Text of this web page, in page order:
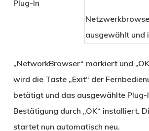
ausgewählt und
Plug-In
„NetworkBrowser“ markiert und
wird die Taste „Exit“ der
betätigt und das ausgewählte Plug-
Bestätigung durch „OK“ installiert.
startet nun automatisch neu.